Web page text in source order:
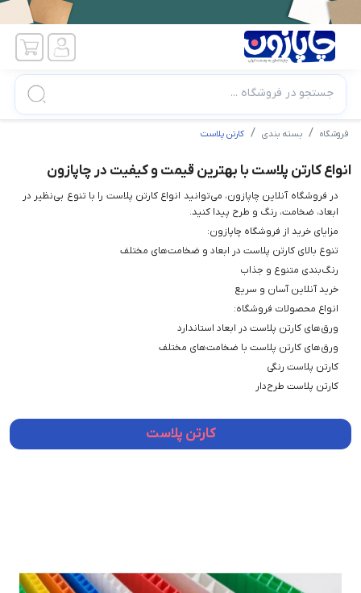
جستجو در فروشگاه ...
فروشگاه بسته بندی کارتن پلاست
انواع کارتن پلاست با بهترین قیمت و کیفیت در چاپازون
در فروشگاه آنلاین چاپازون، می‌توانید انواع کارتن پلاست را با تنوع بی‌نظیر در
ابعاد، ضخامت، رنگ و طرح پیدا کنید.
مزایای خرید از فروشگاه چاپازون:
تنوع بالای کارتن پلاست در ابعاد و ضخامت‌های مختلف
رنگ‌بندی متنوع و جذاب
خرید آنلاین آسان و سریع
انواع محصولات فروشگاه:
ورق‌های کارتن پلاست در ابعاد استاندارد
ورق‌های کارتن پلاست با ضخامت‌های مختلف
کارتن پلاست رنگی
کارتن پلاست طرح‌دار
کارتن پلاست